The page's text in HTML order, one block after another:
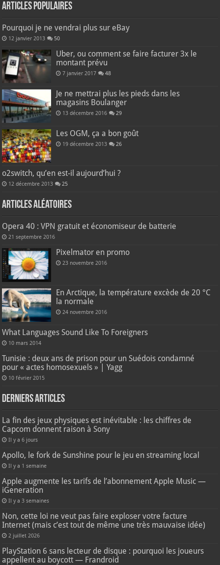
Articles populaires
Pourquoi je ne vendrai plus sur eBay
12 janvier 2013 50
Uber, ou comment se faire facturer 3x le
montant prévu
7 janvier 2017 48
Je ne mettrai plus les pieds dans les
magasins Boulanger
13 décembre 2016 29
Les OGM, ça a bon goût
19 décembre 2013 26
o2switch, qu’en est-il aujourd’hui ?
12 décembre 2013 25
Articles aléatoires
Opera 40 : VPN gratuit et économiseur de batterie
21 septembre 2016
Pixelmator en promo
23 novembre 2016
En Arctique, la température excède de 20 °C
la normale
24 novembre 2016
What Languages Sound Like To Foreigners
10 mars 2014
Tunisie : deux ans de prison pour un Suédois condamné
pour « actes homosexuels » | Yagg
10 février 2015
Derniers articles
La fin des jeux physiques est inévitable : les chiffres de
Capcom donnent raison à Sony
Il y a 6 jours
Apollo, le fork de Sunshine pour le jeu en streaming local
Il y a 1 semaine
Apple augmente les tarifs de l’abonnement Apple Music —
iGeneration
Il y a 3 semaines
Non, cette loi ne veut pas faire exploser votre facture
Internet (mais c’est tout de même une très mauvaise idée)
2 juillet 2026
PlayStation 6 sans lecteur de disque : pourquoi les joueurs
appellent au boycott — Frandroid